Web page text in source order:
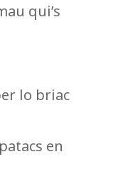
qui’s
lo briac
en